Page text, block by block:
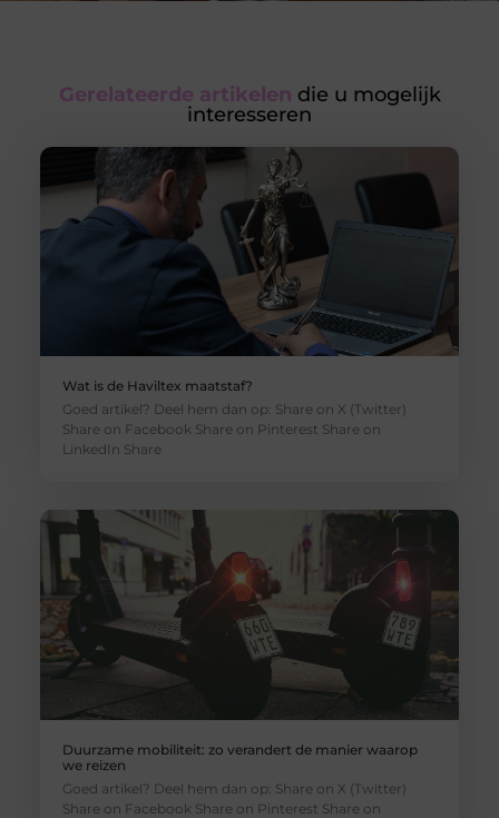
Gerelateerde artikelen die u mogelijk
interesseren
Wat is de Haviltex maatstaf?
Goed artikel? Deel hem dan op: Share on X (Twitter)
Share on Facebook Share on Pinterest Share on
LinkedIn Share
Duurzame mobiliteit: zo verandert de manier waarop
we reizen
Goed artikel? Deel hem dan op: Share on X (Twitter)
Share on Facebook Share on Pinterest Share on